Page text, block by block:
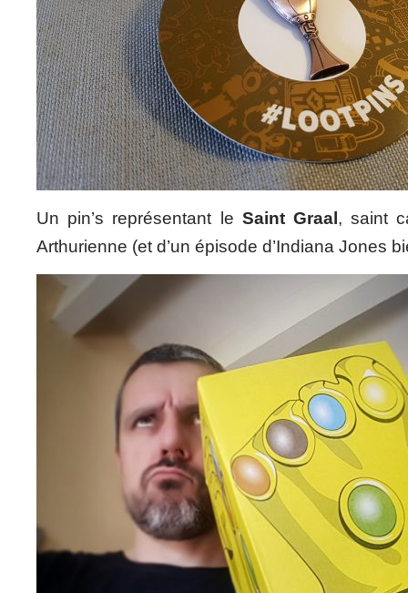
Un pin’s représentant le Saint Graal , saint
Arthurienne (et d’un épisode d’Indiana Jones